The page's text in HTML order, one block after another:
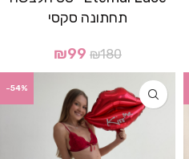
תחתונה סקסי
₪180
₪99
-54%